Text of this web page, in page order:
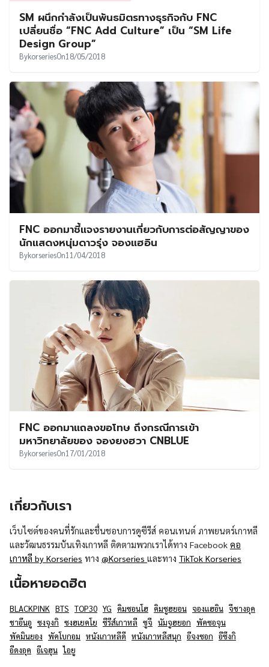
SM ผนึกกำลังเป็นพันธมิตรทางธุรกิจกับ FNC
เปลี่ยนชื่อ “FNC Add Culture” เป็น “SM Life
Design Group”
BykorseriesOn18/05/2018
FNC ออกมาชี้แจงรายงานเกี่ยวกับการต่อสัญญาของ
นักแสดงหนุ่มดาวรุ่ง จองแฮอิน
BykorseriesOn11/04/2018
FNC ออกมาแถลงขอโทษ ถึงกรณีการเข้า
มหาวิทยาลัยของ จองยงฮวา CNBLUE
BykorseriesOn17/01/2018
เกี่ยวกับเรา
เว็บไซต์ของคนที่รักและชื่นชอบการดูซีรีส์ คอนเทนต์ ภาพยนตร์เกาหลี
และวัฒนธรรมบันเทิงเกาหลี ติดตามพวกเราได้ทาง Facebook คอ
เกาหลี by Korseries ทาง @Korseries และทาง TikTok Korseries
เนื้อหายอดฮิต
BLACKPINK BTS TOP30 YG คิมซอนโฮ คิมซูฮยอน จองแฮอิน จีชางอุค
ชาอึนอู ซงจุงกิ ซงฮเยคโย ซีรีส์เกาหลี ซูจี นัมจูฮยอก พัคซอจุน
พัคมินยอง พัคโบกอม หนังเกาหลีดี หนังเกาหลีสนุก อีจงซอก อีซึงกิ
อีดงอุค อีเจฮุน ไอยู